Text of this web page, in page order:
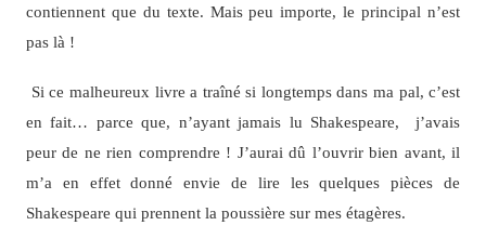
contiennent que du texte. Mais peu importe, le principal n’est
pas là !
Si ce malheureux livre a traîné si longtemps dans ma pal, c’est
en fait… parce que, n’ayant jamais lu Shakespeare, j’avais
peur de ne rien comprendre ! J’aurai dû l’ouvrir bien avant, il
m’a en effet donné envie de lire les quelques pièces de
Shakespeare qui prennent la poussière sur mes étagères.